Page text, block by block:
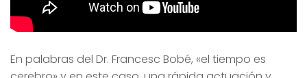
En palabras del Dr. Francesc Bobé, «el tiempo es